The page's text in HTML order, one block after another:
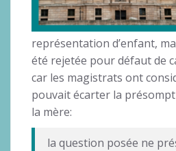
représentation d’enfant,
été rejetée pour défaut de
car les magistrats ont
pouvait écarter la
la mère:
la question posée ne